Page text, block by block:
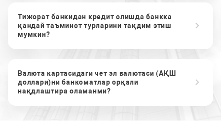
Тижорат банкидан кредит олишда банкка
қандай таъминот турларини тақдим этиш
мумкин?
Валюта картасидаги чет эл валютаси (АҚШ
доллари)ни банкоматлар орқали
нақдлаштира оламанми?